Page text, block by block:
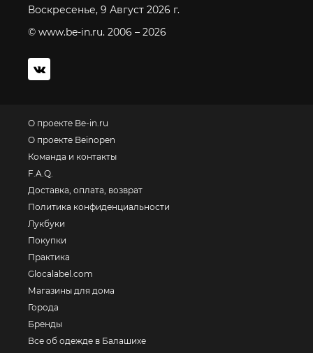
Воскресенье, 9 Август 2026 г.
© www.be-in.ru. 2006 – 2026
О проекте Be-in.ru
О проекте Beinopen
Команда и контакты
F.A.Q.
Доставка, оплата, возврат
Политика конфиденциальности
Лукбуки
Покупки
Практика
Glocalabel.com
Магазины для дома
Города
Бренды
Все об одежде в Балашихе